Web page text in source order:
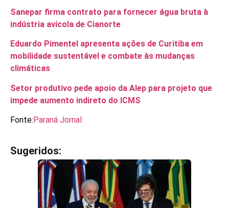
Sanepar firma contrato para fornecer água bruta à
indústria avícola de Cianorte
Eduardo Pimentel apresenta ações de Curitiba em
mobilidade sustentável e combate às mudanças
climáticas
Setor produtivo pede apoio da Alep para projeto que
impede aumento indireto do ICMS
Fonte:Paraná Jornal
Sugeridos: